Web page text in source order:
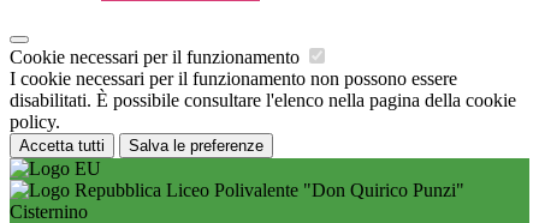
Cookie necessari per il funzionamento
I cookie necessari per il funzionamento non possono essere
disabilitati. È possibile consultare l'elenco nella pagina della cookie
policy.
Accetta tutti Salva le preferenze
Liceo Polivalente "Don Quirico Punzi"
Cisternino